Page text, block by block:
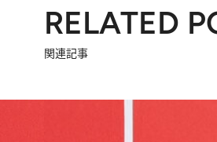
RELATED
関連記事